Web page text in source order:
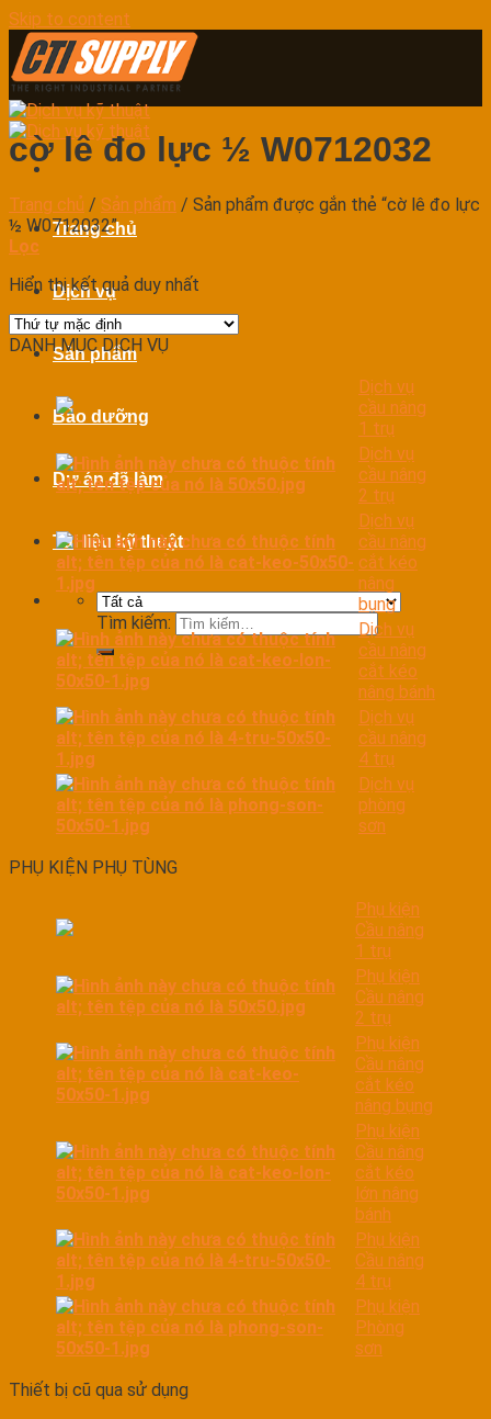
Skip to content
Trang chủ
Dịch vụ
Sản phẩm
Bảo dưỡng
Dự án đã làm
Tài liệu kỹ thuật
Tìm kiếm:
cờ lê đo lực ½ W0712032
Trang chủ / Sản phẩm / Sản phẩm được gắn thẻ “cờ lê đo lực
½ W0712032”
Lọc
Hiển thị kết quả duy nhất
DANH MỤC DỊCH VỤ
Dịch vụ
cầu nâng
1 trụ
Dịch vụ
cầu nâng
2 trụ
Dịch vụ
cầu nâng
cắt kéo
nâng
bụng
Dịch vụ
cầu nâng
cắt kéo
nâng bánh
Dịch vụ
cầu nâng
4 trụ
Dịch vụ
phòng
sơn
PHỤ KIỆN PHỤ TÙNG
Phụ kiện
Cầu nâng
1 trụ
Phụ kiện
Cầu nâng
2 trụ
Phụ kiện
Cầu nâng
cắt kéo
nâng bụng
Phụ kiện
Cầu nâng
cắt kéo
lớn nâng
bánh
Phụ kiện
Cầu nâng
4 trụ
Phụ kiện
Phòng
sơn
Thiết bị cũ qua sử dụng